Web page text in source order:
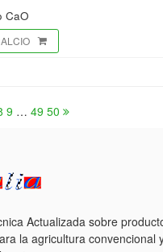
CaO
9 … 49 50
Actualizada sobre
la agricultura convencional